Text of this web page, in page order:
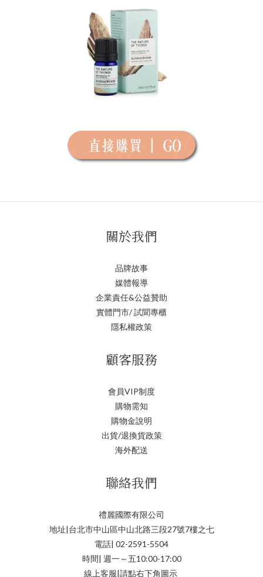
關於我們
品牌故事
媒體報導
企業責任&公益贊助
實體門市/ 試聞專櫃
隱私權政策
顧客服務
會員VIP制度
購物需知
購物金說明
出貨/退換貨政策
海外配送
聯絡我們
禮麗國際有限公司
地址|台北市中山區中山北路三段27號7樓之七
電話| 02-2591-5504
時間| 週一～五10:00-17:00
線上客服|請點右下角圖示